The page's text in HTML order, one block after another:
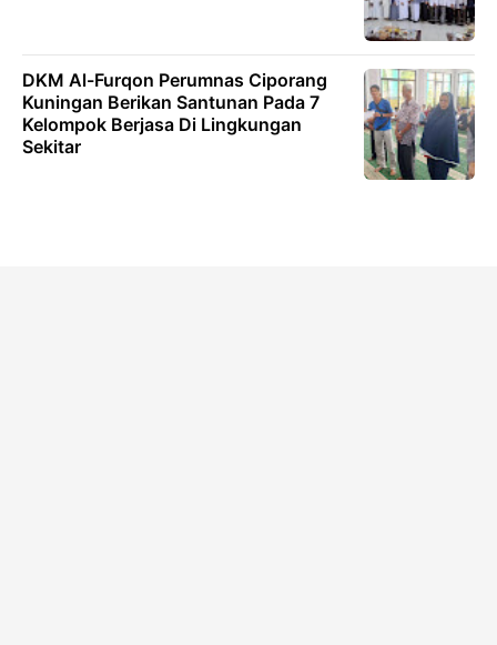
DKM Al-Furqon Perumnas Ciporang
Kuningan Berikan Santunan Pada 7
Kelompok Berjasa Di Lingkungan
Sekitar